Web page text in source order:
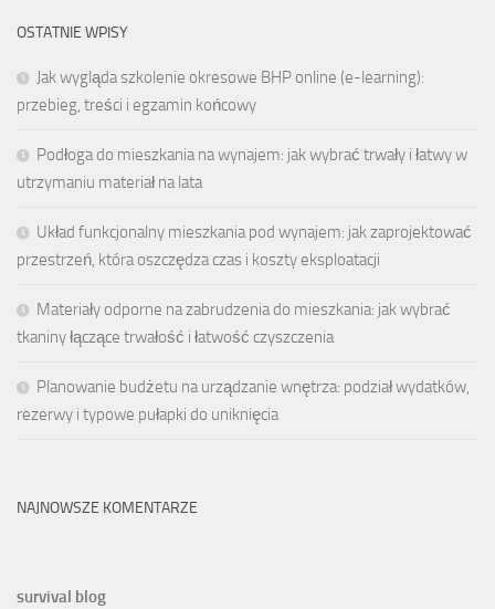
OSTATNIE WPISY
Jak wygląda szkolenie okresowe BHP online (e-learning):
przebieg, treści i egzamin końcowy
Podłoga do mieszkania na wynajem: jak wybrać trwały i łatwy w
utrzymaniu materiał na lata
Układ funkcjonalny mieszkania pod wynajem: jak zaprojektować
przestrzeń, która oszczędza czas i koszty eksploatacji
Materiały odporne na zabrudzenia do mieszkania: jak wybrać
tkaniny łączące trwałość i łatwość czyszczenia
Planowanie budżetu na urządzanie wnętrza: podział wydatków,
rezerwy i typowe pułapki do uniknięcia
NAJNOWSZE KOMENTARZE
survival blog